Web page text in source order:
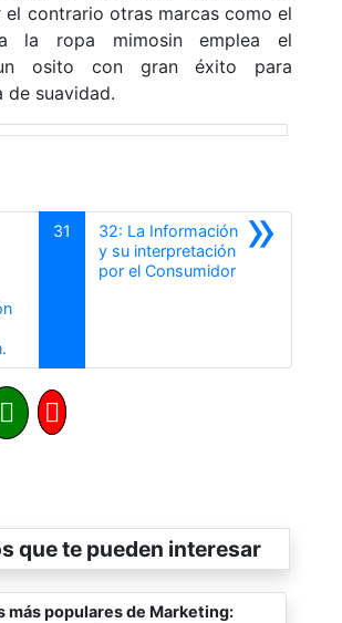
el contrario otras marcas como el
la ropa mimosin emplea el
osito con gran éxito para
de suavidad.
31 »
32: La Información
y su interpretación
por el ConsumidorSiguiente
que te pueden interesar
más populares de Marketing: